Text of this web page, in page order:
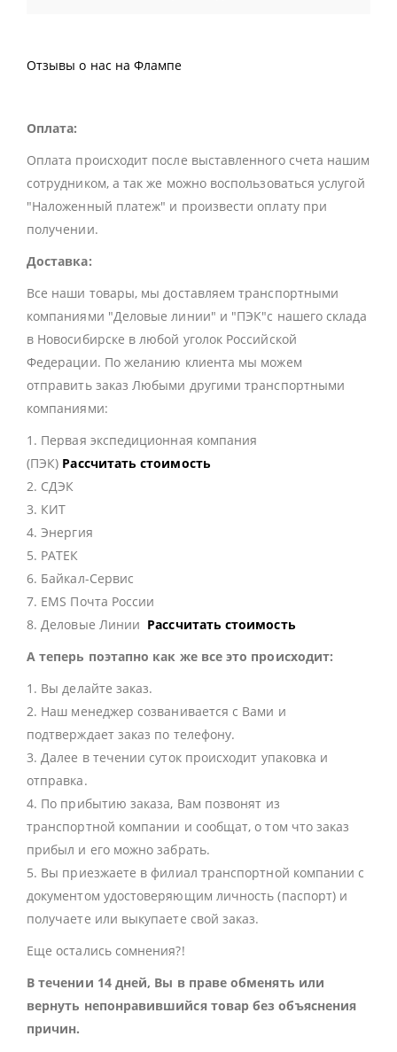
Отзывы о нас на Флампе
Оплата:
Оплата происходит после выставленного счета нашим
сотрудником, а так же можно воспользоваться услугой
"Наложенный платеж" и произвести оплату при
получении.
Доставка:
Все наши товары, мы доставляем транспортными
компаниями "Деловые линии" и "ПЭК"с нашего склада
в Новосибирске в любой уголок Российской
Федерации. По желанию клиента мы можем
отправить заказ Любыми другими транспортными
компаниями:
1. Первая экспедиционная компания
(ПЭК) Рассчитать стоимость
2. СДЭК
3. КИТ
4. Энергия
5. РАТЕК
6. Байкал-Сервис
7. EMS Почта России
8. Деловые Линии Рассчитать стоимость
А теперь поэтапно как же все это происходит:
1. Вы делайте заказ.
2. Наш менеджер созванивается с Вами и
подтверждает заказ по телефону.
3. Далее в течении суток происходит упаковка и
отправка.
4. По прибытию заказа, Вам позвонят из
транспортной компании и сообщат, о том что заказ
прибыл и его можно забрать.
5. Вы приезжаете в филиал транспортной компании с
документом удостоверяющим личность (паспорт) и
получаете или выкупаете свой заказ.
Еще остались сомнения?!
В течении 14 дней, Вы в праве обменять или
вернуть непонравившийся товар без объяснения
причин.